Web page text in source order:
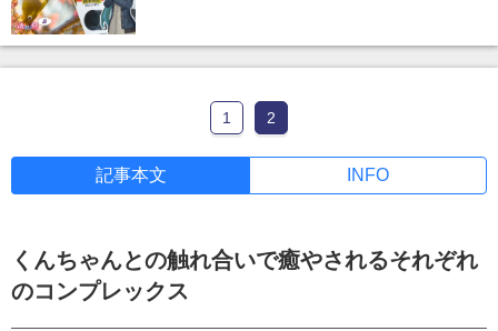
1 2
記事本文 INFO
くんちゃんとの触れ合いで癒やされるそれぞれ
のコンプレックス